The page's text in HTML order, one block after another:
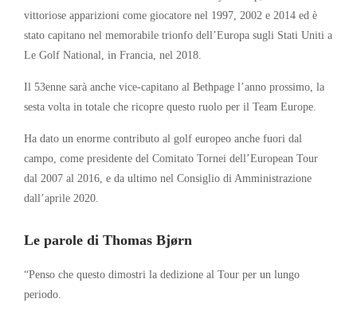
vittoriose apparizioni come giocatore nel 1997, 2002 e 2014 ed è
stato capitano nel memorabile trionfo dell’Europa sugli Stati Uniti a
Le Golf National, in Francia, nel 2018.
Il 53enne sarà anche vice-capitano al Bethpage l’anno prossimo, la
sesta volta in totale che ricopre questo ruolo per il Team Europe.
Ha dato un enorme contributo al golf europeo anche fuori dal
campo, come presidente del Comitato Tornei dell’European Tour
dal 2007 al 2016, e da ultimo nel Consiglio di Amministrazione
dall’aprile 2020.
Le parole di Thomas Bjørn
“Penso che questo dimostri la dedizione al Tour per un lungo
periodo.